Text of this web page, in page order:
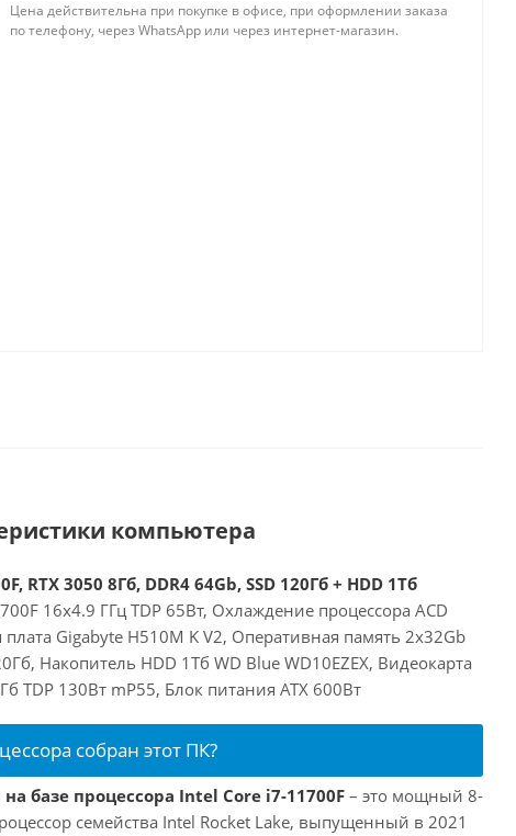
Цена действительна при покупке в офисе, при оформлении заказа
по телефону, через WhatsApp или через интернет-магазин.
компьютера
RTX 3050 8Гб, DDR4 64Gb, SSD 120Гб + HDD 1Тб
16x4.9 ГГц TDP 65Вт, Охлаждение процессора ACD
Gigabyte H510M K V2, Оперативная память 2x32Gb
Накопитель HDD 1Тб WD Blue WD10EZEX, Видеокарта
TDP 130Вт mP55, Блок питания ATX 600Вт
собран этот ПК?
базе процессора Intel Core i7-11700F – это мощный 8-
семейства Intel Rocket Lake, выпущенный в 2021